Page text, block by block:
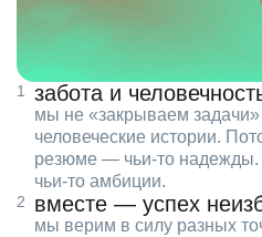
забота и
мы не «закрываем
человеческие истории.
резюме — чьи‑то
чьи‑то амбиции.
вместе — успех
мы верим в силу разных